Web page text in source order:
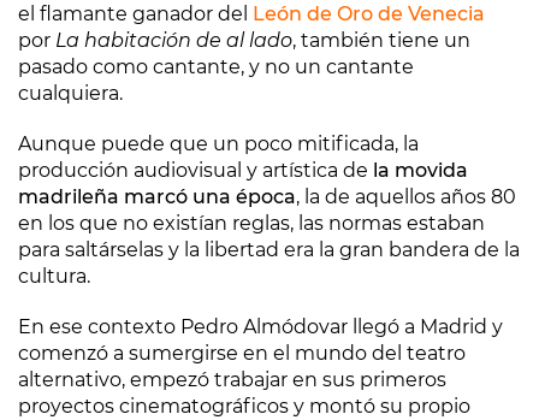
el flamante ganador del León de Oro de Venecia
por La habitación de al lado, también tiene un
pasado como cantante, y no un cantante
cualquiera.
Aunque puede que un poco mitificada, la
producción audiovisual y artística de la movida
madrileña marcó una época, la de aquellos años 80
en los que no existían reglas, las normas estaban
para saltárselas y la libertad era la gran bandera de la
cultura.
En ese contexto Pedro Almódovar llegó a Madrid y
comenzó a sumergirse en el mundo del teatro
alternativo, empezó trabajar en sus primeros
proyectos cinematográficos y montó su propio